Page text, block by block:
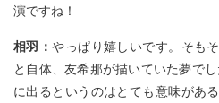
演ですね！
相羽：やっぱり嬉しいです。そも
と自体、友希那が描いていた夢で
に出るというのはとても意味があ